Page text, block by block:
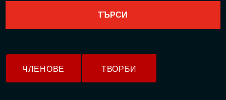
ЧЛЕНОВЕ ТВОРБИ